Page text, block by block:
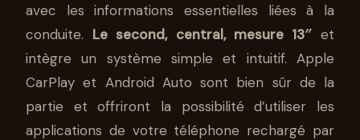
avec les informations essentielles liées à la
conduite. Le second, central, mesure 13″et
intègre un système simple et intuitif. Apple
CarPlay et Android Auto sont bien sûr de la
partie et offriront la possibilité d’utiliser les
applications de votre téléphone rechargé par